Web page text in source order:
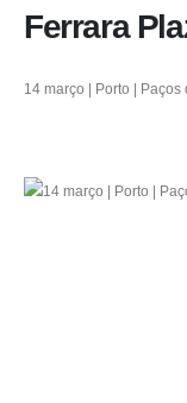
Ferrara
14 março | Porto | Paços